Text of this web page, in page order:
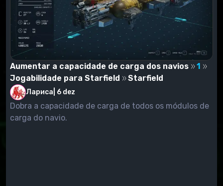
Aumentar a capacidade de carga dos navios
1
Jogabilidade para Starfield
Starfield
Лариса 6 dez
Dobra a capacidade de carga de todos os módulos de
carga do navio.